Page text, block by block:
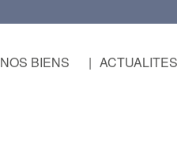
NOS BIENS | ACTUALITES